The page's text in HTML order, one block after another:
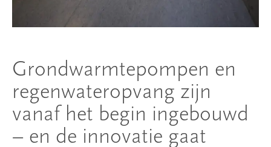
Grondwarmtepompen en
regenwateropvang zijn
vanaf het begin ingebouwd
– en de innovatie gaat